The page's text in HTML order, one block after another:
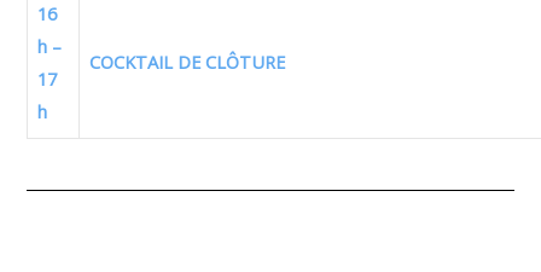
16
h –
17
h
COCKTAIL DE CLÔTURE